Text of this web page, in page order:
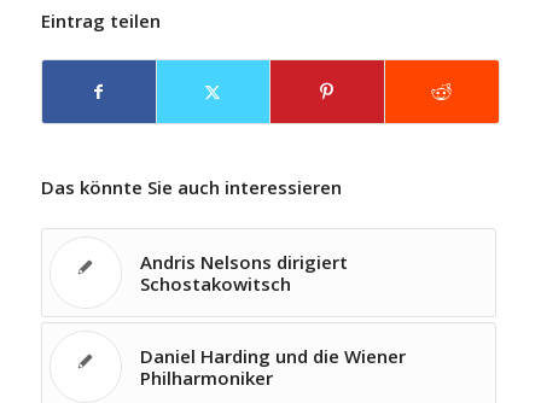
Eintrag teilen
Das könnte Sie auch interessieren
Andris Nelsons dirigiert
Schostakowitsch
Daniel Harding und die Wiener
Philharmoniker